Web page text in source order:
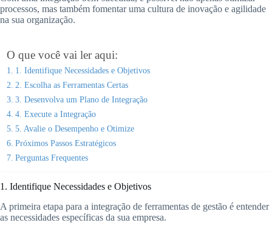
processos, mas também fomentar uma cultura de inovação e agilidade
na sua organização.
O que você vai ler aqui:
1. Identifique Necessidades e Objetivos
2. Escolha as Ferramentas Certas
3. Desenvolva um Plano de Integração
4. Execute a Integração
5. Avalie o Desempenho e Otimize
Próximos Passos Estratégicos
Perguntas Frequentes
1. Identifique Necessidades e Objetivos
A primeira etapa para a integração de ferramentas de gestão é entender
as necessidades específicas da sua empresa.